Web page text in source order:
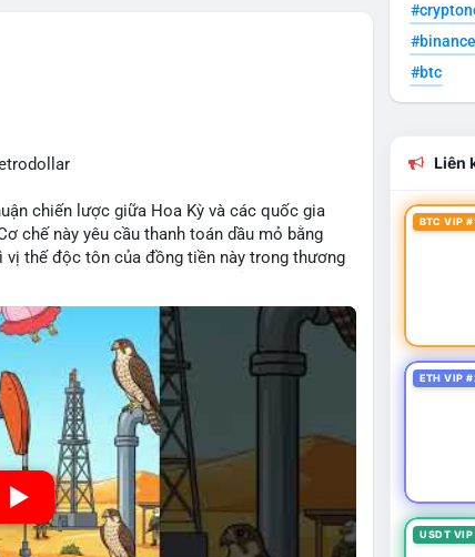
chiến lược giữa Hoa Kỳ và các quốc gia
chế này yêu cầu thanh toán dầu mỏ bằng
vị thế độc tôn của đồng tiền này trong thương
dòng vốn toàn cầu.
#btc
Liên
BTC VIP
ETH VIP
USDT